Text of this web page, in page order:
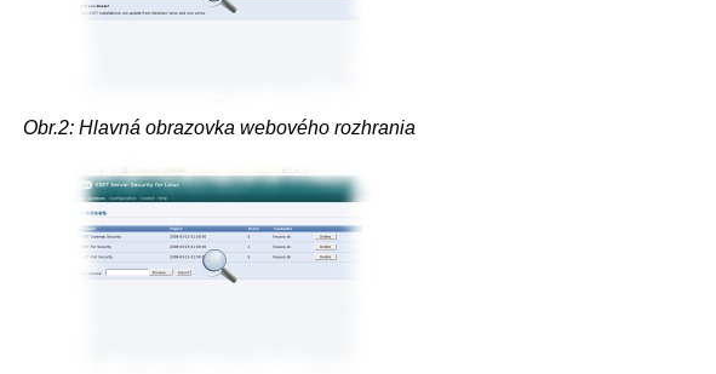
Obr.2: Hlavná obrazovka webového rozhrania